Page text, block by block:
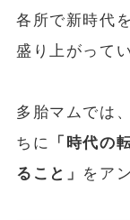
各所で新時代
盛り上がって
多胎マムでは
ちに
「時代の
ること」 をア